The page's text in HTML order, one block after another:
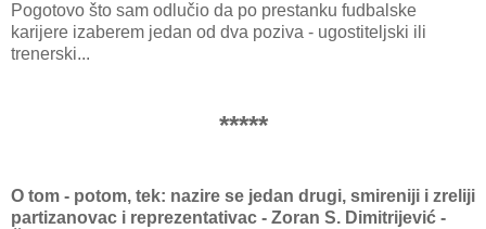
Pogotovo što sam odlučio da po prestanku fudbalske
karijere izaberem jedan od dva poziva - ugostiteljski ili
trenerski...
*****
O tom - potom, tek: nazire se jedan drugi, smireniji i zreliji
partizanovac i reprezentativac - Zoran S. Dimitrijević -